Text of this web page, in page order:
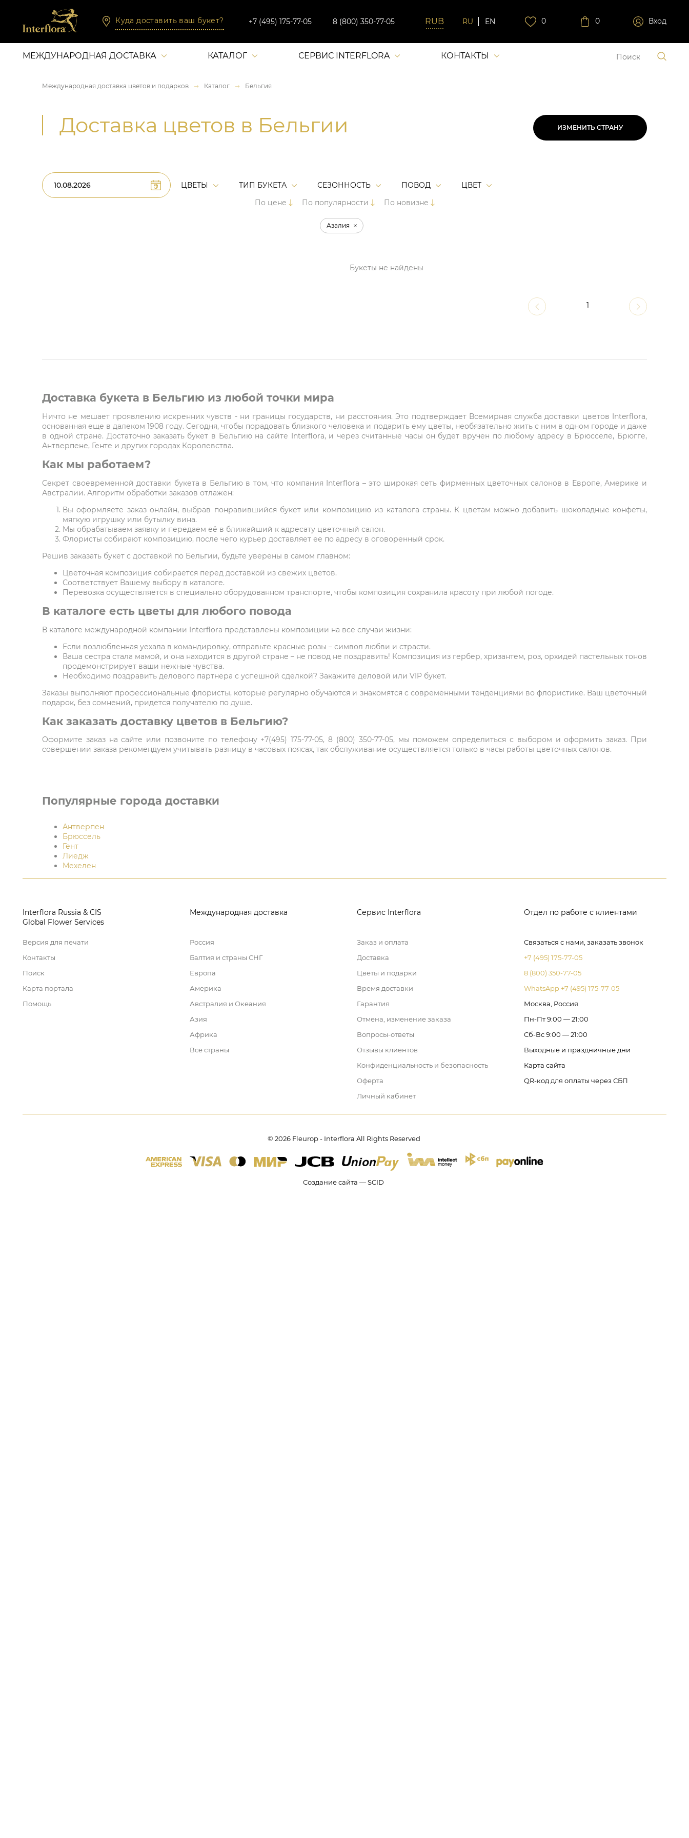
Куда доставить ваш букет? +7 (495) 175-77-05 8 (800) 350-77-05 RU EN 0 0 Вход
МЕЖДУНАРОДНАЯ ДОСТАВКА КАТАЛОГ СЕРВИС INTERFLORA КОНТАКТЫ
Международная доставка цветов и подарков Каталог Бельгия
Доставка цветов в Бельгии ИЗМЕНИТЬ СТРАНУ
ЦВЕТЫ ТИП БУКЕТА СЕЗОННОСТЬ ПОВОД
ЦВЕТ
По цене
По популярности По новизне
Азалия
Букеты не найдены
1
Доставка букета в Бельгию из любой точки мира
Ничто не мешает проявлению искренних чувств - ни границы государств, ни расстояния. Это подтверждает Всемирная служба доставки цветов Interflora,
основанная еще в далеком 1908 году. Сегодня, чтобы порадовать близкого человека и подарить ему цветы, необязательно жить с ним в одном городе и даже
в одной стране. Достаточно заказать букет в Бельгию на сайте Interflora, и через считанные часы он будет вручен по любому адресу в Брюсселе, Брюгге,
Антверпене, Генте и других городах Королевства.
Как мы работаем?
Секрет своевременной доставки букета в Бельгию в том, что компания Interflora – это широкая сеть фирменных цветочных салонов в Европе, Америке и
Австралии. Алгоритм обработки заказов отлажен:
Вы оформляете заказ онлайн, выбрав понравившийся букет или композицию из каталога страны. К цветам можно добавить шоколадные конфеты,
мягкую игрушку или бутылку вина.
Мы обрабатываем заявку и передаем её в ближайший к адресату цветочный салон.
Флористы собирают композицию, после чего курьер доставляет ее по адресу в оговоренный срок.
Решив заказать букет с доставкой по Бельгии, будьте уверены в самом главном:
Цветочная композиция собирается перед доставкой из свежих цветов.
Соответствует Вашему выбору в каталоге.
Перевозка осуществляется в специально оборудованном транспорте, чтобы композиция сохранила красоту при любой погоде.
В каталоге есть цветы для любого повода
В каталоге международной компании Interflora представлены композиции на все случаи жизни:
Если возлюбленная уехала в командировку, отправьте красные розы – символ любви и страсти.
Ваша сестра стала мамой, и она находится в другой стране – не повод не поздравить! Композиция из гербер, хризантем, роз, орхидей пастельных тонов
продемонстрирует ваши нежные чувства.
Необходимо поздравить делового партнера с успешной сделкой? Закажите деловой или VIP букет.
Заказы выполняют профессиональные флористы, которые регулярно обучаются и знакомятся с современными тенденциями во флористике. Ваш цветочный
подарок, без сомнений, придется получателю по душе.
Как заказать доставку цветов в Бельгию?
Оформите заказ на сайте или позвоните по телефону +7(495) 175-77-05, 8 (800) 350-77-05, мы поможем определиться с выбором и оформить заказ. При
совершении заказа рекомендуем учитывать разницу в часовых поясах, так обслуживание осуществляется только в часы работы цветочных салонов.
Популярные города доставки
Антверпен
Брюссель
Гент
Лиедж
Мехелен
Interflora Russia & CIS
Global Flower Services
Версия для печати
Контакты
Поиск
Карта портала
Помощь
Международная доставка
Россия
Балтия и страны СНГ
Европа
Америка
Австралия и Океания
Азия
Африка
Все страны
Сервис Interflora
Заказ и оплата
Доставка
Цветы и подарки
Время доставки
Гарантия
Отмена, изменение заказа
Вопросы-ответы
Отзывы клиентов
Конфиденциальность и безопасность
Оферта
Личный кабинет
Отдел по работе с клиентами
Связаться с нами, заказать звонок
+7 (495) 175-77-05
8 (800) 350-77-05
WhatsApp +7 (495) 175-77-05
Москва, Россия
Пн-Пт 9:00 — 21:00
Сб-Вс 9:00 — 21:00
Выходные и праздничные дни
Карта сайта
QR-код для оплаты через СБП
© 2026 Fleurop - Interflora All Rights Reserved
Создание сайта — SCID